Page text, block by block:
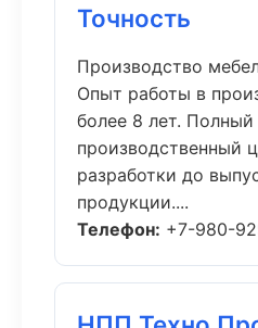
Точность
Производство
Опыт работы в
более 8 лет. Полный
производственный
разработки до
продукции....
Телефон: +7-980-